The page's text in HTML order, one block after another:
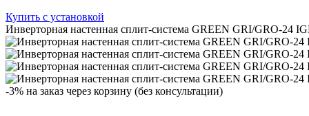
Купить с установкой
Инверторная настенная сплит-система GREEN GRI/GRO-24
-3% на заказ через корзину (без консультации)